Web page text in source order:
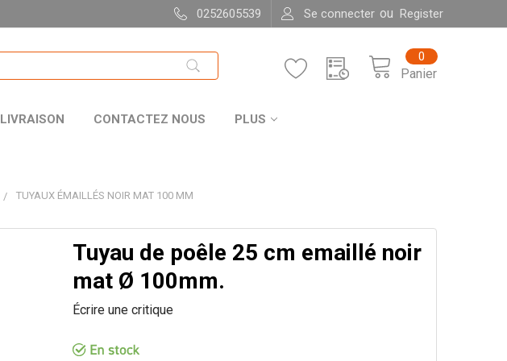
0252605539 Se connecter ou Register
Panier
0
LIVRAISON CONTACTEZ NOUS PLUS
TUYAUX ÉMAILLÉS NOIR MAT 100 MM
Tuyau de poêle 25 cm emaillé noir
mat Ø 100mm.
Écrire une critique